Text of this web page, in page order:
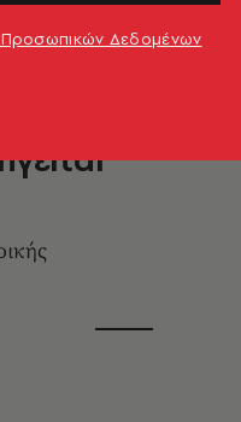
Προσωπικών Δεδομένων